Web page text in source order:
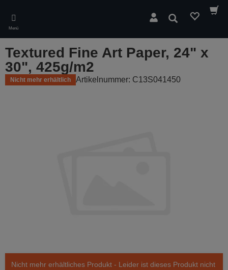
main
content
Menü
Suchen
Textured Fine Art Paper, 24" x
30", 425g/m2
Nicht mehr erhältlich Artikelnummer: C13S041450
Nicht mehr erhältliches Produkt - Leider ist dieses Produkt nicht